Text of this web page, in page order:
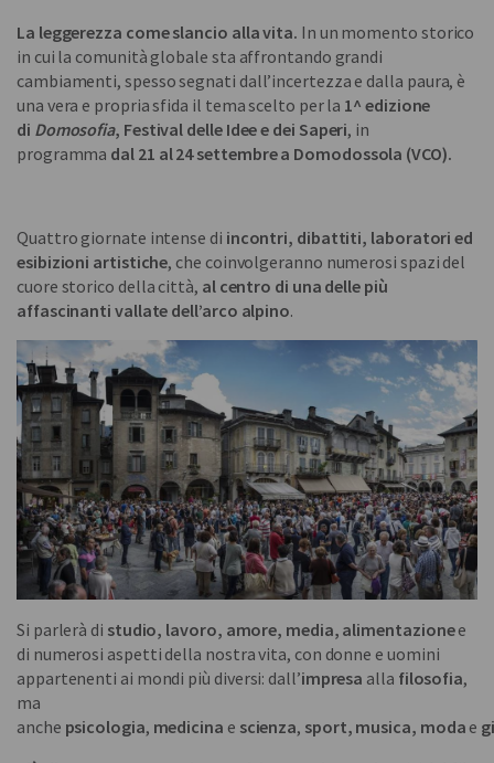
La leggerezza come slancio alla vita. In un momento storico
in cui la comunità globale sta affrontando grandi
cambiamenti, spesso segnati dall’incertezza e dalla paura, è
una vera e propria sfida il tema scelto per la 1^ edizione
di Domosofia, Festival delle Idee e dei Saperi, in
programma dal 21 al 24 settembre a Domodossola (VCO).
Quattro giornate intense di incontri, dibattiti, laboratori ed
esibizioni artistiche, che coinvolgeranno numerosi spazi del
cuore storico della città, al centro di una delle più
affascinanti vallate dell’arco alpino.
Si parlerà di studio, lavoro, amore, media, alimentazionee
di numerosi aspetti della nostra vita, con donne e uomini
appartenenti ai mondi più diversi: dall’impresa alla filosofia,
ma
anche psicologia, medicina e scienza, sport, musica, moda e